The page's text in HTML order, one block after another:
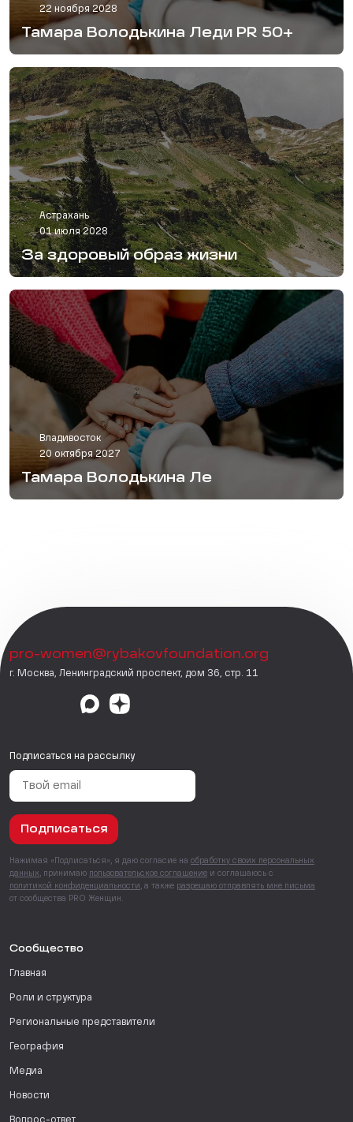
22 ноября 2028
Тамара Володькина Леди PR 50+
Астрахань
01 июля 2028
За здоровый образ жизни
Владивосток
20 октября 2027
Тамара Володькина Ле
pro-women@rybakovfoundation.org
г. Москва, Ленинградский проспект, дом 36, стр. 11
Подписаться на рассылку
Подписаться
Нажимая «Подписаться», я даю согласие на обработку своих персональных
данных , принимаю пользовательское соглашение и соглашаюсь с
политикой конфиденциальности , а также разрешаю отправлять мне письма
от сообщества PRO Женщин.
Сообщество
Главная
Роли и структура
Региональные представители
География
Медиа
Новости